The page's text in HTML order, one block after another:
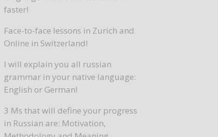
faster!
Face-to-face lessons in Zurich and
Online in Switzerland!
I will explain you all russian
grammar in your native language:
English or German!
3 Ms that will define your progress
in Russian are: Motivation,